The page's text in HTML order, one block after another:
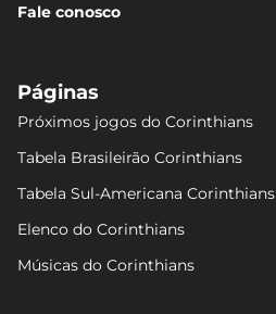
Fale conosco
Páginas
Próximos jogos do Corinthians
Tabela Brasileirão Corinthians
Tabela Sul-Americana Corinthians
Elenco do Corinthians
Músicas do Corinthians